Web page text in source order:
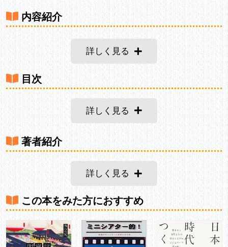
内容紹介
詳しく見る
目次
詳しく見る
著者紹介
詳しく見る
この本をみた方におすすめ